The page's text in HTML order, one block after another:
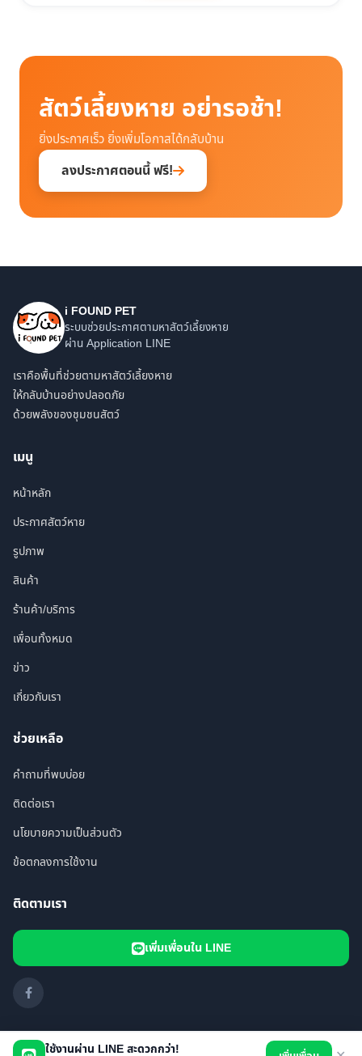
ใช้งานผ่าน LINE สะดวกกว่า!
สัตว์เลี้ยงหาย อย่ารอช้า!
ยิ่งประกาศเร็ว ยิ่งเพิ่มโอกาสได้กลับบ้าน
ลงประกาศตอนนี้ ฟรี!
i FOUND PET
ระบบช่วยประกาศตามหาสัตว์เลี้ยงหาย
ผ่าน Application LINE
เราคือพื้นที่ช่วยตามหาสัตว์เลี้ยงหาย
ให้กลับบ้านอย่างปลอดภัย
ด้วยพลังของชุมชนสัตว์
เมนู
หน้าหลัก
ประกาศสัตว์หาย
รูปภาพ
สินค้า
ร้านค้า/บริการ
เพื่อนทั้งหมด
ข่าว
เกี่ยวกับเรา
ช่วยเหลือ
คำถามที่พบบ่อย
ติดต่อเรา
นโยบายความเป็นส่วนตัว
ข้อตกลงการใช้งาน
ติดตามเรา
เพิ่มเพื่อนใน LINE